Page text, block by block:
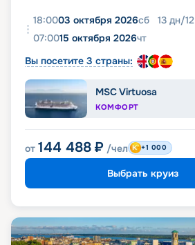
18:0003 октября 2026сб 13 дн/12
07:0015 октября 2026чт
Вы посетите 3 страны:
MSC Virtuosa
КОМФОРТ
от 144 488 ₽ /чел +1 000
Выбрать круиз